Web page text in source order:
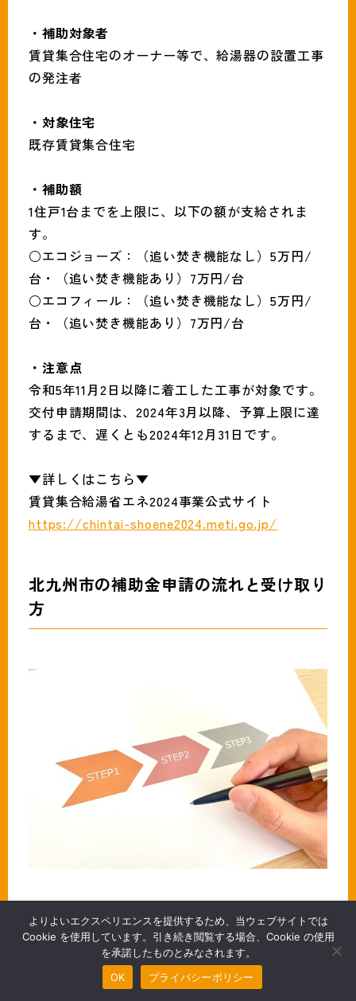
無料見積・お問合わせ
・補助対象者
賃貸集合住宅のオーナー等で、給湯器の設置工事
の発注者
・対象住宅
既存賃貸集合住宅
・補助額
1住戸1台までを上限に、以下の額が支給されま
す。
○エコジョーズ：（追い焚き機能なし）5万円/
台・（追い焚き機能あり）7万円/台
○エコフィール：（追い焚き機能なし）5万円/
台・（追い焚き機能あり）7万円/台
・注意点
令和5年11月2日以降に着工した工事が対象です。
交付申請期間は、2024年3月以降、予算上限に達
するまで、遅くとも2024年12月31日です。
▼詳しくはこちら▼
賃貸集合給湯省エネ2024事業公式サイト
https://chintai-shoene2024.meti.go.jp/
北九州市の補助金申請の流れと受け取り
方
補助金を活用してリフォーム工事を行うときは、
事前に申請の流れや受け取り方を把握しておくこ
とが大切です。
よりよいエクスペリエンスを提供するため、当ウェブサイトでは
Cookie を使用しています。引き続き閲覧する場合、Cookie の使用
を承諾したものとみなされます。
OK
プライバシーポリシー